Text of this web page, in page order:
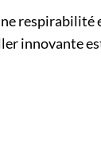
innovante